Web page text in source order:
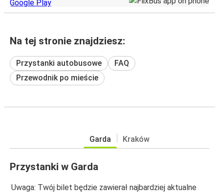
Na tej stronie znajdziesz:
Przystanki autobusowe
FAQ
Przewodnik po mieście
Garda Kraków
Przystanki w Garda
Uwaga: Twój bilet będzie zawierał najbardziej aktualne